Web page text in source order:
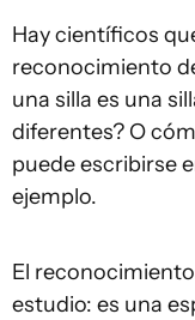
Hay científicos
reconocimiento
una silla es una
diferentes? O
puede escribirse
ejemplo.
El
estudio: es una